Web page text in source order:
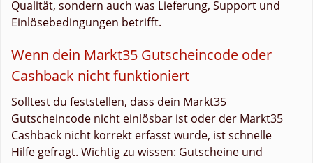
Qualität, sondern auch was Lieferung, Support und
Einlösebedingungen betrifft.
Wenn dein Markt35 Gutscheincode oder
Cashback nicht funktioniert
Solltest du feststellen, dass dein Markt35
Gutscheincode nicht einlösbar ist oder der Markt35
Cashback nicht korrekt erfasst wurde, ist schnelle
Hilfe gefragt. Wichtig zu wissen: Gutscheine und